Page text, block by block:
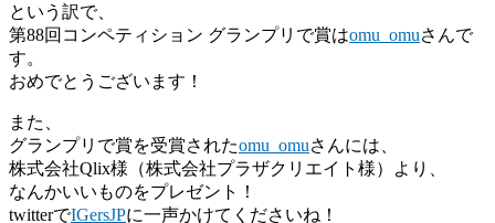
という訳で、
第88回コンペティション グランプリで賞はomu_omuさんで
す。
おめでとうございます！
また、
グランプリで賞を受賞されたomu_omuさんには、
株式会社Qlix様（株式会社プラザクリエイト様）より、
なんかいいものをプレゼント！
twitterでIGersJPに一声かけてくださいね！